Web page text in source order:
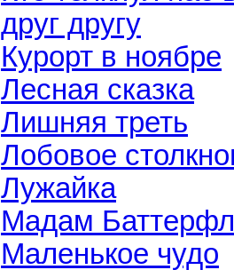
друг другу
Курорт в ноябре
Лесная сказка
Лишняя треть
Лобовое
Лужайка
Мадам
Маленькое чудо